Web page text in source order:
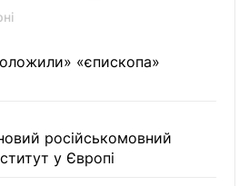
«єпископа»
російськомовний
у Європі